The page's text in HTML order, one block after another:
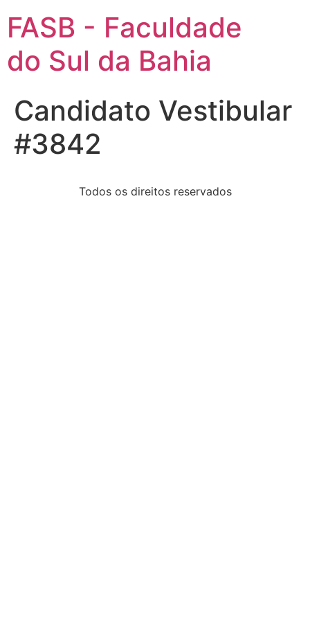
FASB - Faculdade
do Sul da Bahia
Candidato Vestibular
#3842
Todos os direitos reservados